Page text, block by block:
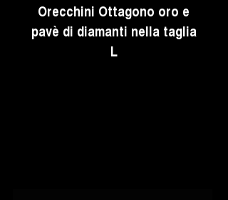
Orecchini Ottagono oro e
pavè di diamanti nella taglia
L